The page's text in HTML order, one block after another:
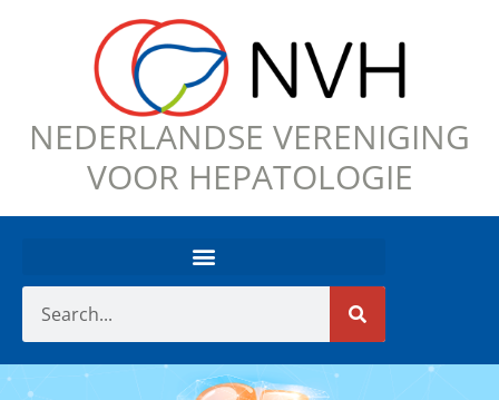
NEDERLANDSE VERENIGING
VOOR HEPATOLOGIE